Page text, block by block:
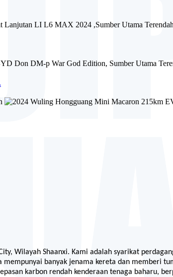
Wilayah Shaanxi. Kami adalah syarikat
banyak jenama kereta dan memberi
karbon rendah kenderaan tenaga baharu,